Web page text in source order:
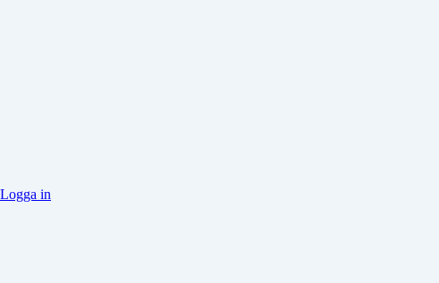
Logga in